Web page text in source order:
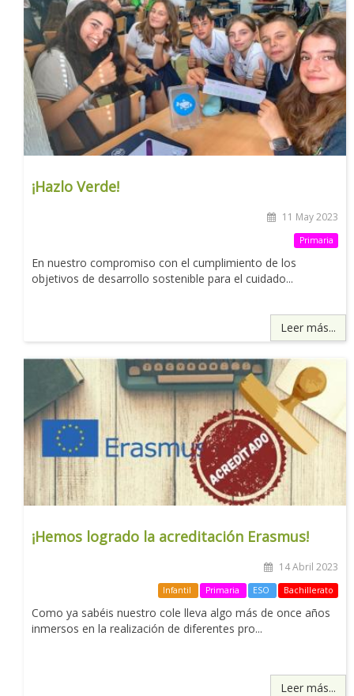
¡Hazlo Verde!
11 May 2023
Primaria
En nuestro compromiso con el cumplimiento de los
objetivos de desarrollo sostenible para el cuidado...
Leer más...
¡Hemos logrado la acreditación Erasmus!
14 Abril 2023
Infantil Primaria ESO Bachillerato
Como ya sabéis nuestro cole lleva algo más de once años
inmersos en la realización de diferentes pro...
Leer más...